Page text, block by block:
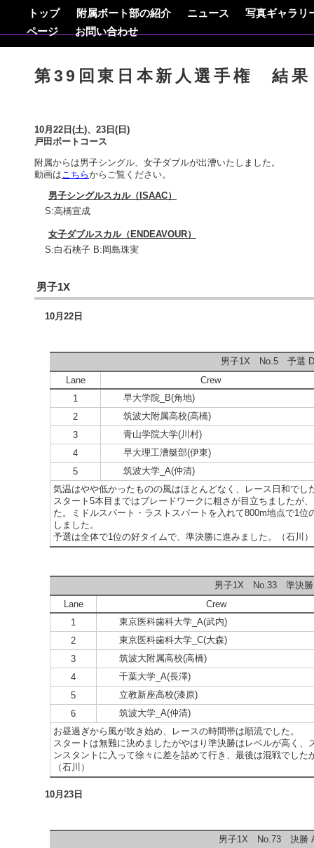
トップ 附属ボート部の紹介 ニュース
写真ギャラリ
ページ
お問い合わせ
第39回東日本新人選手権 結果
10月22日(土)、23日(日)
戸田ボートコース
附属からは男子シングル、女子ダブルが出漕いたしました。
動画は こちらからご覧ください。
男子シングルスカル（ISAAC）
S:高橋宣成
女子ダブルスカル（ENDEAVOUR）
S:白石桃子 B:岡島珠実
男子1X
10月22日
男子1X No.5 予選
Lane
Crew
1
早大学院_B(角地)
2
筑波大附属高校(高橋)
3
青山学院大学(川村)
4
早大理工漕艇部(伊東)
5
筑波大学_A(仲清)
気温はやや低かったものの風はほとんどなく、レース日和でし
スタート5本目まではブレードワークに粗さが目立ちましたが
た。ミドルスパート・ラストスパートを入れて800m地点で1
しました。
予選は全体で1位の好タイムで、準決勝に進みました。（石川）
男子1X No.33 準決
Lane
Crew
1
東京医科歯科大学_A(武内)
2
東京医科歯科大学_C(大森)
3
筑波大附属高校(高橋)
4
千葉大学_A(長澤)
5
立教新座高校(漆原)
6
筑波大学_A(仲清)
お昼過ぎから風が吹き始め、レースの時間帯は順流でした。
スタートは無難に決めましたがやはり準決勝はレベルが高く
ンスタントに入って徐々に差を詰めて行き、最後は混戦でし
（石川）
10月23日
男子1X No.73 決勝